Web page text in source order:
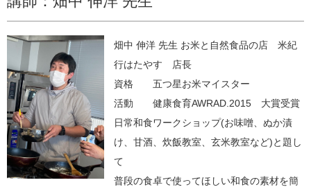
畑中 伸洋 先生 お米と自然食品の店 米紀
行はたやす 店長
資格 五つ星お米マイスター
活動 健康食育AWRAD.2015 大賞受賞
日常和食ワークショップ(お味噌、ぬか漬
け、甘酒、炊飯教室、玄米教室など)と題し
て
普段の食卓で使ってほしい和食の素材を簡